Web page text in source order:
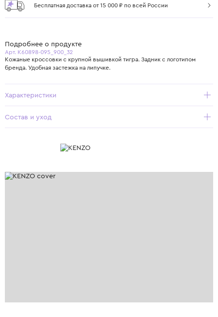
Бесплатная доставка от 15 000 ₽ по всей России
Подробнее о продукте
Арт. K60898-095_900_32
Кожаные кроссовки с крупной вышивкой тигра. Задник с логотипом
бренда. Удобная застежка на липучке.
Характеристики
Состав и уход